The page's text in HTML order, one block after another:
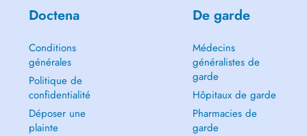
Doctena
Conditions
générales
Politique de
confidentialité
Déposer une
plainte
De garde
Médecins
généralistes de
garde
Hôpitaux de garde
Pharmacies de
garde